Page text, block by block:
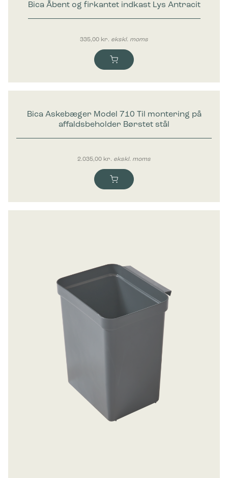
Bica Åbent og firkantet indkast Lys Antracit
335,00 kr. ekskl. moms
Bica Askebæger Model 710 Til montering på
affaldsbeholder Børstet stål
2.035,00 ekskl. moms